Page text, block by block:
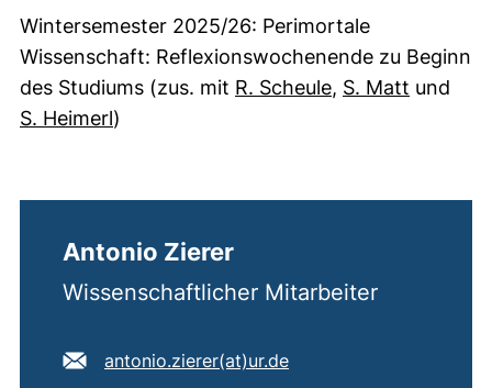
Wintersemester 2025/26: Perimortale
Wissenschaft: Reflexionswochenende zu Beginn
des Studiums (zus. mit R. Scheule, S. Matt und
S. Heimerl)
Antonio Zierer
Wissenschaftlicher Mitarbeiter
E-Mail Adresse:
antonio.zierer​(at)​ur.de(öffnet Ihr E-Mail-